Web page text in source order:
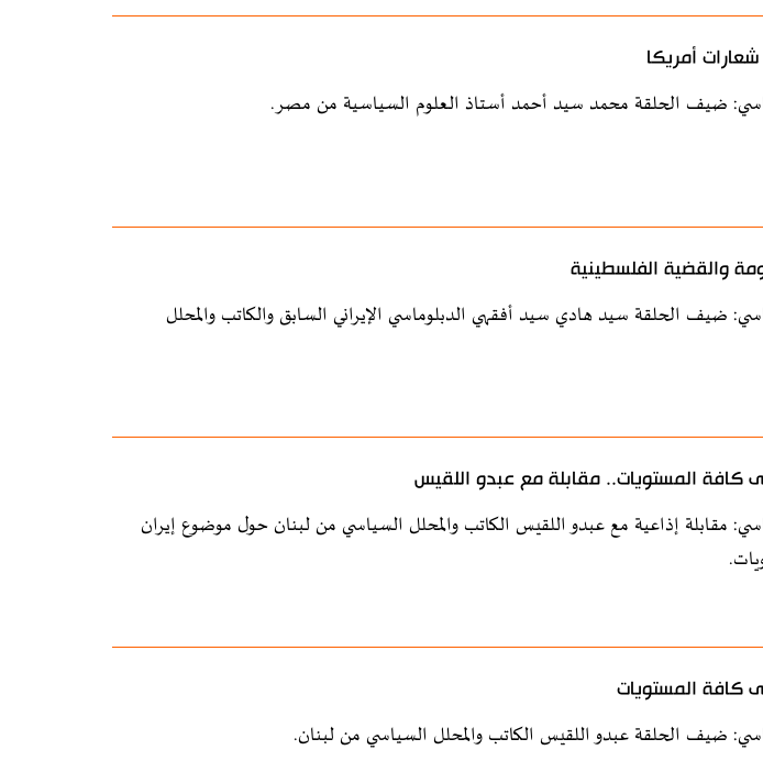
أمريكا
ضيف الحلقة محمد سيد أحمد أستاذ العلوم السياسية من مصر.
والقضية الفلسطينية
ضيف الحلقة سيد هادي سيد أفقهي الدبلوماسي الإيراني السابق والكاتب والمحلل
كافة المستويات.. مقابلة مع عبدو اللقيس
مقابلة إذاعية مع عبدو اللقيس الكاتب والمحلل السياسي من لبنان حول موضوع إيران
كافة المستويات
ضيف الحلقة عبدو اللقيس الكاتب والمحلل السياسي من لبنان.